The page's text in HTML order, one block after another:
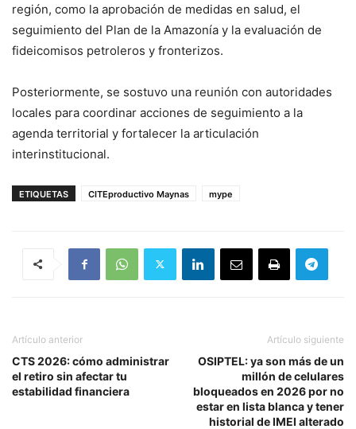
región, como la aprobación de medidas en salud, el
seguimiento del Plan de la Amazonía y la evaluación de
fideicomisos petroleros y fronterizos.
Posteriormente, se sostuvo una reunión con autoridades
locales para coordinar acciones de seguimiento a la
agenda territorial y fortalecer la articulación
interinstitucional.
ETIQUETAS CITEproductivo Maynas mype
Artículo anterior
CTS 2026: cómo administrar
el retiro sin afectar tu
estabilidad financiera
Artículo siguiente
OSIPTEL: ya son más de un
millón de celulares
bloqueados en 2026 por no
estar en lista blanca y tener
historial de IMEI alterado